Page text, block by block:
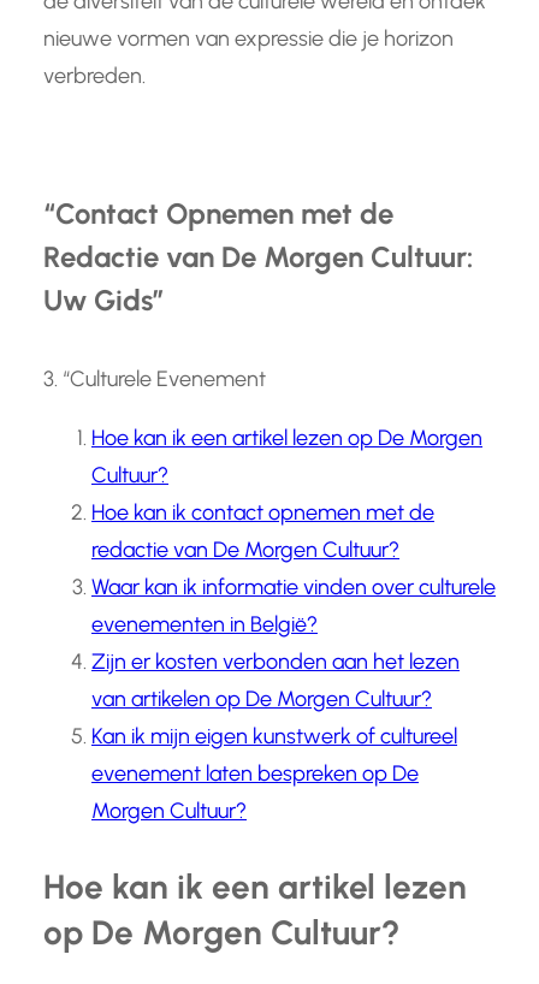
nieuwe vormen van expressie die je horizon
verbreden.
“Contact Opnemen met de
Redactie van De Morgen Cultuur:
Uw Gids”
3. “Culturele Evenement
Hoe kan ik een artikel lezen op De Morgen
Cultuur?
Hoe kan ik contact opnemen met de
redactie van De Morgen Cultuur?
Waar kan ik informatie vinden over culturele
evenementen in België?
Zijn er kosten verbonden aan het lezen
van artikelen op De Morgen Cultuur?
Kan ik mijn eigen kunstwerk of cultureel
evenement laten bespreken op De
Morgen Cultuur?
Hoe kan ik een artikel lezen
op De Morgen Cultuur?